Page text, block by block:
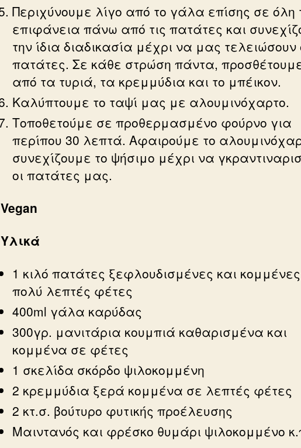
Περιχύνουμε λίγο από το γάλα επίσης σε όλη
επιφάνεια πάνω από τις πατάτες και
την ίδια διαδικασία μέχρι να μας τελειώσουν
πατάτες. Σε κάθε στρώση πάντα,
από τα τυριά, τα κρεμμύδια και το μπέικον.
Καλύπτουμε το ταψί μας με αλουμινόχαρτο.
Τοποθετούμε σε προθερμασμένο φούρνο για
περίπου 30 λεπτά. Αφαιρούμε το
συνεχίζουμε το ψήσιμο μέχρι να
οι πατάτες μας.
Vegan
Υλικά
1 κιλό πατάτες ξεφλουδισμένες και
πολύ λεπτές φέτες
400ml γάλα καρύδας
300γρ. μανιτάρια κουμπιά καθαρισμένα και
κομμένα σε φέτες
1 σκελίδα σκόρδο ψιλοκομμένη
2 κρεμμύδια ξερά κομμένα σε λεπτές φέτες
2 κτ.σ. βούτυρο φυτικής προέλευσης
Μαιντανός και φρέσκο θυμάρι ψιλοκομμένο